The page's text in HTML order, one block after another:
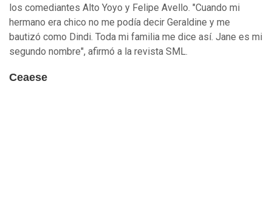
los comediantes Alto Yoyo y Felipe Avello. "Cuando mi
hermano era chico no me podía decir Geraldine y me
bautizó como Dindi. Toda mi familia me dice así. Jane es mi
segundo nombre", afirmó a la revista SML.
Ceaese